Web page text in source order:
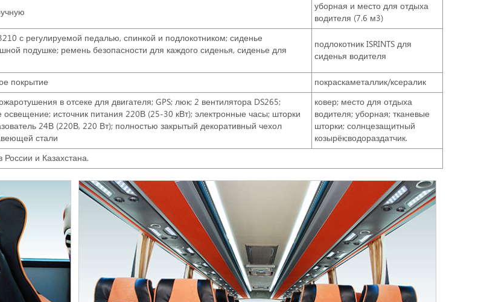
уборная и место для отдыха
водителя (7.6 м3)
с регулируемой педалью, спинкой и подлокотником; сиденье
подушке; ремень безопасности для каждого сиденья, сиденье для
подлокотник ISRINTS для
сиденья водителя
покрытие покраскаметаллик/ксералик
в отсеке для двигателя; GPS; люк; 2 вентилятора DS265;
освещение; источник питания 220В (25-30 кВт); электронные часы; шторки
24В (220В, 220 Вт); полностью закрытый декоративный чехол
стали
ковер; место для отдыха
водителя; уборная; тканевые
шторки; солнцезащитный
козырёк;водораздатчик.
и Казахстана.